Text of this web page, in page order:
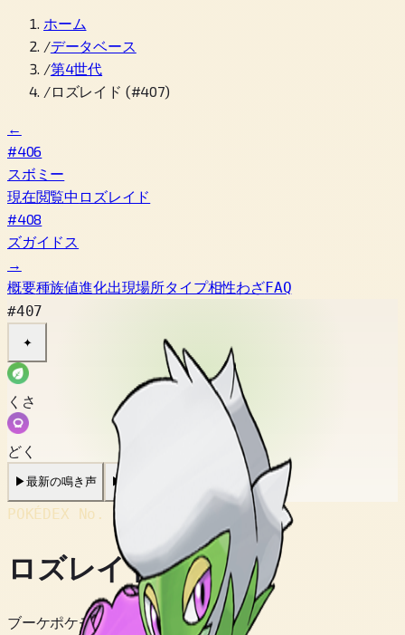
ホーム
/データベース
/第4世代
/ロズレイド (#407)
←
#406
スボミー
現在閲覧中 ロズレイド
#408
ズガイドス
→
概要種族値進化出現場所タイプ相性わざFAQ
#407
✦
くさ
どく
▶最新の鳴き声 ▶
POKÉDEX No. #407
ロズレイド
ブーケポケモン